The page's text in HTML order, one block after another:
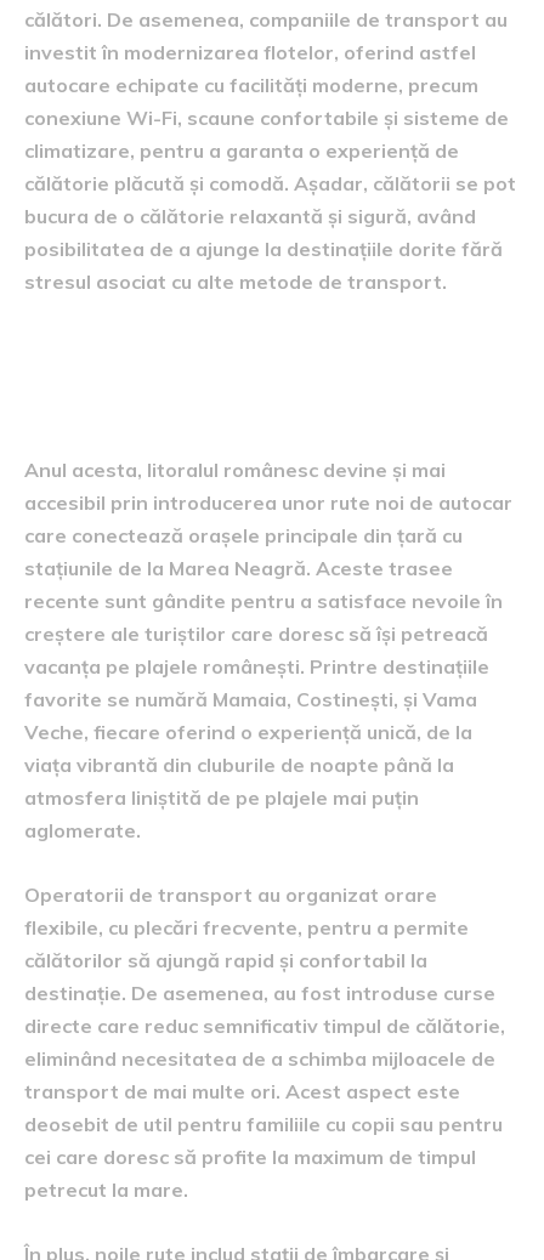
călători. De asemenea, companiile de transport au
investit în modernizarea flotelor, oferind astfel
autocare echipate cu facilități moderne, precum
conexiune Wi-Fi, scaune confortabile și sisteme de
climatizare, pentru a garanta o experiență de
călătorie plăcută și comodă. Așadar, călătorii se pot
bucura de o călătorie relaxantă și sigură, având
posibilitatea de a ajunge la destinațiile dorite fără
stresul asociat cu alte metode de transport.
Anul acesta, litoralul românesc devine și mai
accesibil prin introducerea unor rute noi de autocar
care conectează orașele principale din țară cu
stațiunile de la Marea Neagră. Aceste trasee
recente sunt gândite pentru a satisface nevoile în
creștere ale turiștilor care doresc să își petreacă
vacanța pe plajele românești. Printre destinațiile
favorite se numără Mamaia, Costinești, și Vama
Veche, fiecare oferind o experiență unică, de la
viața vibrantă din cluburile de noapte până la
atmosfera liniștită de pe plajele mai puțin
aglomerate.
Operatorii de transport au organizat orare
flexibile, cu plecări frecvente, pentru a permite
călătorilor să ajungă rapid și confortabil la
destinație. De asemenea, au fost introduse curse
directe care reduc semnificativ timpul de călătorie,
eliminând necesitatea de a schimba mijloacele de
transport de mai multe ori. Acest aspect este
deosebit de util pentru familiile cu copii sau pentru
cei care doresc să profite la maximum de timpul
petrecut la mare.
În plus, noile rute includ stații de îmbarcare și